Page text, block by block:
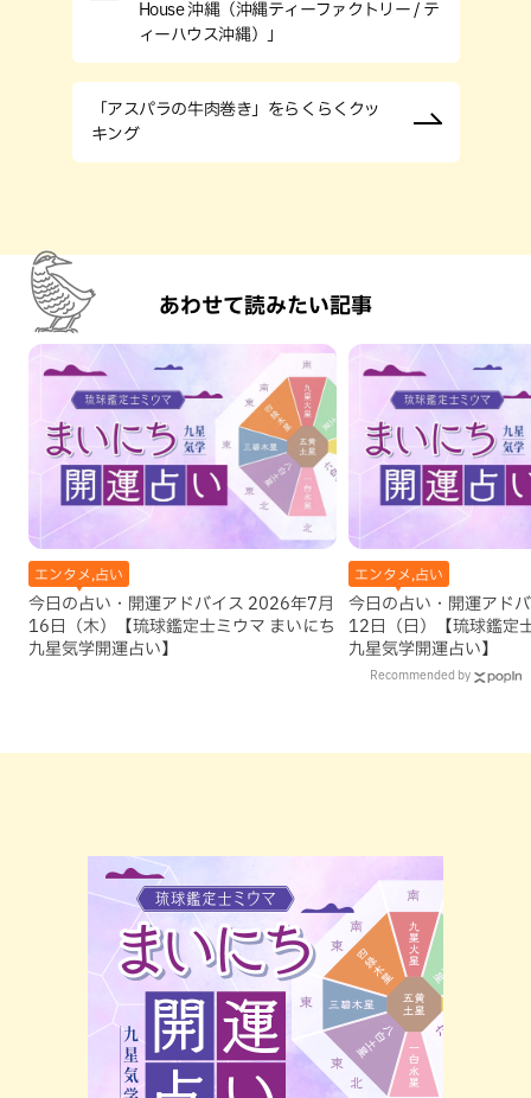
House 沖縄（沖縄ティーファクトリー / テ
ィーハウス沖縄）」
「アスパラの牛肉巻き」をらくらくクッ
キング
あわせて読みたい記事
エンタメ,占い
今日の占い・開運アドバイス 2026年7月
16日（木）【琉球鑑定士ミウマ まいにち
九星気学開運占い】
エンタメ,占い
今日の占い・開運アド
12日（日）【琉球鑑定
九星気学開運占い】
Recommended by